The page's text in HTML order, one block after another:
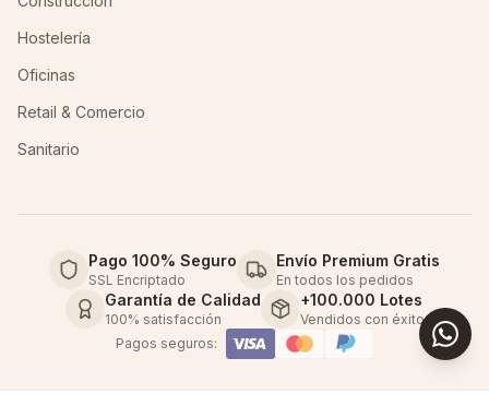
Hostelería
Oficinas
Retail & Comercio
Sanitario
Pago 100% Seguro
SSL Encriptado
Envío Premium Gratis
En todos los pedidos
Garantía de Calidad
100% satisfacción
+100.000 Lotes
Vendidos con éxito
Pagos seguros: